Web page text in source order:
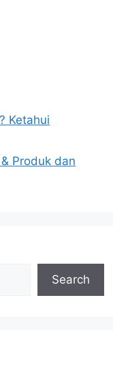
Ketahui
Produk dan
Search